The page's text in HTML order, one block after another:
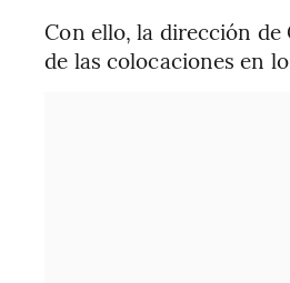
Con ello, la dirección
de las colocaciones en